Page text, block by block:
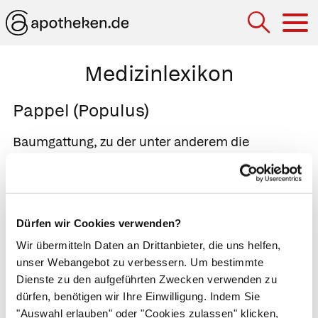
Dürfen wir Cookies verwenden?
Wir übermitteln Daten an Drittanbieter, die uns helfen,
unser Webangebot zu verbessern. Um bestimmte
Dienste zu den aufgeführten Zwecken verwenden zu
dürfen, benötigen wir Ihre Einwilligung. Indem Sie
"Auswahl erlauben" oder "Cookies zulassen" klicken,
Medizinlexikon
Pappel (Populus)
Baumgattung, zu der unter anderem die
Zitterpappel (Espe, Populus tremula) und die
Schwarzpappel gehören (Populus nigra). Die
einen dem Aspirin verwandten Stoff, das
Salicylglykosid. Dieses wirkt schmerzlindernd,
entzündungshemmend und antibakteriell.
Klassische Anwendungsgebiete für
Pappeltinkturen sind daher